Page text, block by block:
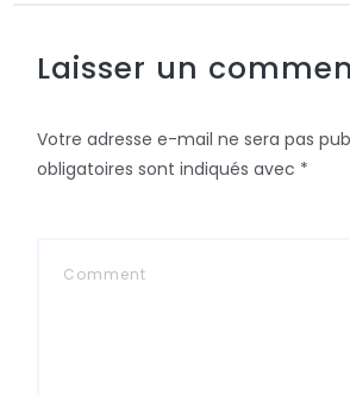
Laisser un
Votre adresse e-mail ne sera pas
obligatoires sont indiqués avec *